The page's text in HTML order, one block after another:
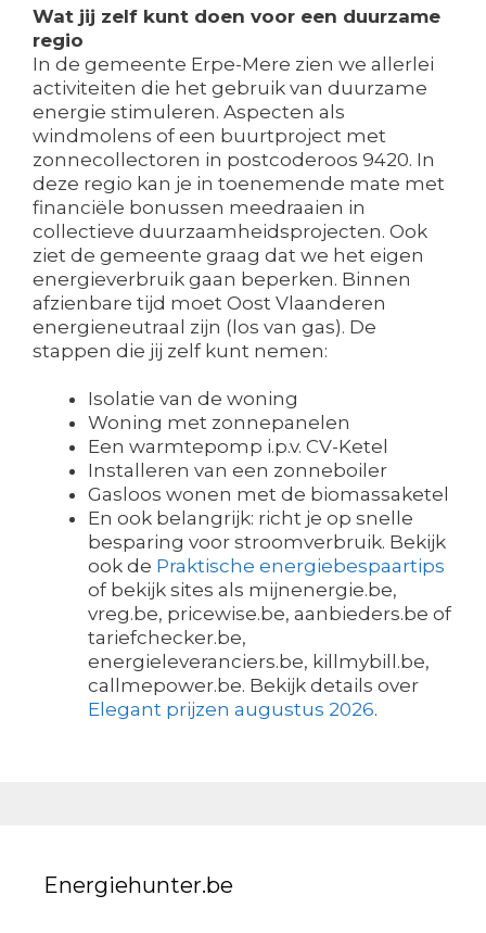
Wat jij zelf kunt doen voor een duurzame
regio
In de gemeente Erpe-Mere zien we allerlei
activiteiten die het gebruik van duurzame
energie stimuleren. Aspecten als
windmolens of een buurtproject met
zonnecollectoren in postcoderoos 9420. In
deze regio kan je in toenemende mate met
financiële bonussen meedraaien in
collectieve duurzaamheidsprojecten. Ook
ziet de gemeente graag dat we het eigen
energieverbruik gaan beperken. Binnen
afzienbare tijd moet Oost Vlaanderen
energieneutraal zijn (los van gas). De
stappen die jij zelf kunt nemen:
Isolatie van de woning
Woning met zonnepanelen
Een warmtepomp i.p.v. CV-Ketel
Installeren van een zonneboiler
Gasloos wonen met de biomassaketel
En ook belangrijk: richt je op snelle
besparing voor stroomverbruik. Bekijk
ook de Praktische energiebespaartips
of bekijk sites als mijnenergie.be,
vreg.be, pricewise.be, aanbieders.be of
tariefchecker.be,
energieleveranciers.be, killmybill.be,
callmepower.be. Bekijk details over
Elegant prijzen augustus 2026.
Energiehunter.be